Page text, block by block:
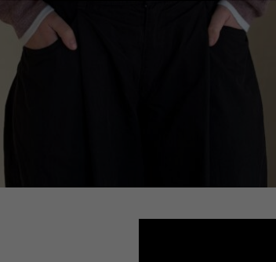
JACHETĂ TRICOTATĂ, CU MÂNECĂ LUNGĂ,
Ukraine
United Kingdom
Hong Kong